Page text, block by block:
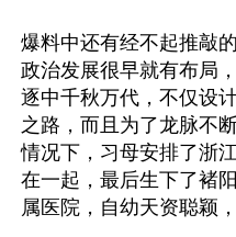
爆料中还有经不起推敲
政治发展很早就有布局
逐中千秋万代，不仅设
之路，而且为了龙脉不
情况下，习母安排了浙
在一起，最后生下了褚
属医院，自幼天资聪颖